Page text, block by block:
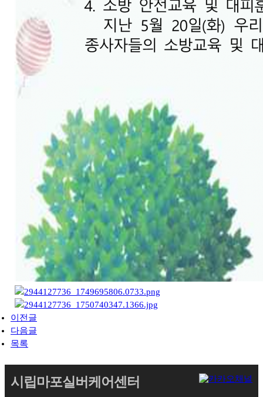
이전글
다음글
목록
시립마포실버케어센터